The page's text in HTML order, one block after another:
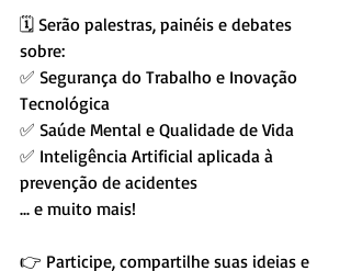
🗓 Serão palestras, painéis e debates
sobre:
✅ Segurança do Trabalho e Inovação
Tecnológica
✅ Saúde Mental e Qualidade de Vida
✅ Inteligência Artificial aplicada à
prevenção de acidentes
... e muito mais!
👉 Participe, compartilhe suas ideias e